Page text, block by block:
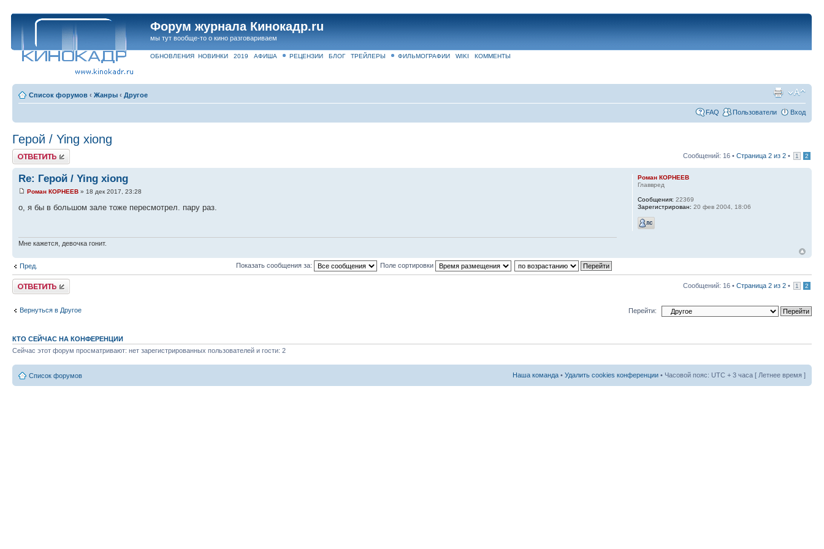
Форум журнала Кинокадр.ru
мы тут вообще-то о кино разговариваем
ОБНОВЛЕНИЯ НОВИНКИ 2019 АФИША РЕЦЕНЗИИ БЛОГ ТРЕЙЛЕРЫ ФИЛЬМОГРАФИИ WIKI КОММЕНТЫ
Список форумов ‹ Жанры ‹ Другое
FAQ Пользователи Вход
Герой / Ying xiong
Ответить Сообщений: 16 • Страница 2 из 2 • 1 2
Re: Герой / Ying xiong
Роман КОРНЕЕВ » 18 дек 2017, 23:28
о, я бы в большом зале тоже пересмотрел. пару раз.
Мне кажется, девочка гонит.
Роман КОРНЕЕВ
Главвред
Сообщения: 22369
Зарегистрирован: 20 фев 2004, 18:06
Пред. Показать сообщения за: Поле сортировки
Ответить Сообщений: 16 • Страница 2 из 2 • 1 2
Вернуться в Другое Перейти:
КТО СЕЙЧАС НА КОНФЕРЕНЦИИ
Сейчас этот форум просматривают: нет зарегистрированных пользователей и гости: 2
Список форумов Наша команда • Удалить cookies конференции • Часовой пояс: UTC + 3 часа [ Летнее время ]